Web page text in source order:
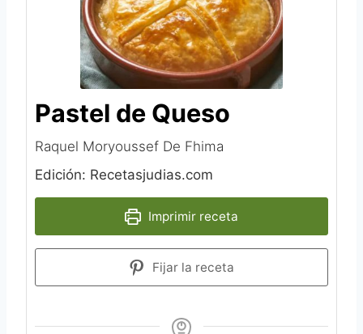
Pastel de Queso
Raquel Moryoussef De Fhima
Edición: Recetasjudias.com
Imprimir receta
Fijar la receta